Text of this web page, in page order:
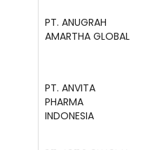
PT. ANUGRAH
AMARTHA GLOBAL
PT. ANVITA
PHARMA
INDONESIA